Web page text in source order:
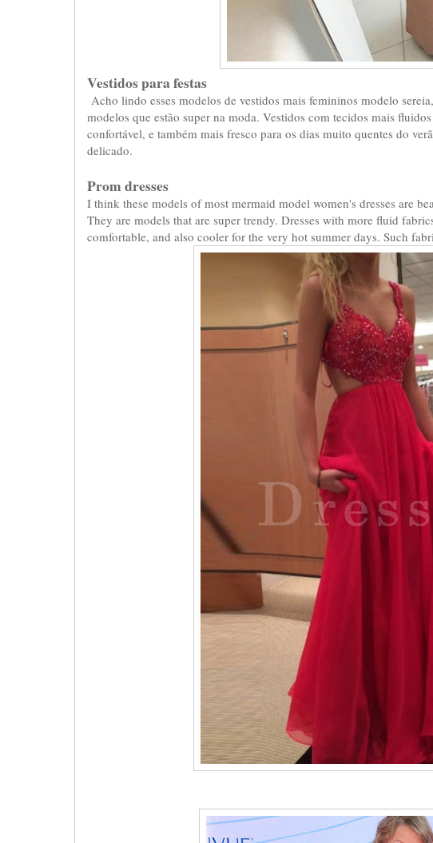
Vestidos para festas
Acho lindo esses modelos de vestidos mais femininos modelo
modelos que estão super na moda. Vestidos com tecidos mais
confortável, e também mais fresco para os dias muito quentes do
delicado.
Prom dresses
I think these models of most mermaid model women's dresses are
They are models that are super trendy. Dresses with more fluid
comfortable, and also cooler for the very hot summer days. Such